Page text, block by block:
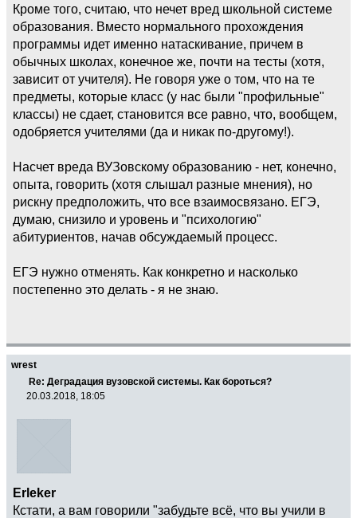
Кроме того, считаю, что нечет вред школьной системе
образования. Вместо нормального прохождения
программы идет именно натаскивание, причем в
обычных школах, конечное же, почти на тесты (хотя,
зависит от учителя). Не говоря уже о том, что на те
предметы, которые класс (у нас были "профильные"
классы) не сдает, становится все равно, что, вообщем,
одобряется учителями (да и никак по-другому!).
Насчет вреда ВУЗовскому образованию - нет, конечно,
опыта, говорить (хотя слышал разные мнения), но
рискну предположить, что все взаимосвязано. ЕГЭ,
думаю, снизило и уровень и "психологию"
абитуриентов, начав обсуждаемый процесс.
ЕГЭ нужно отменять. Как конкретно и насколько
постепенно это делать - я не знаю.
wrest
Re: Деградация вузовской системы. Как бороться?
20.03.2018, 18:05
Erleker
Кстати, а вам говорили "забудьте всё, что вы учили в